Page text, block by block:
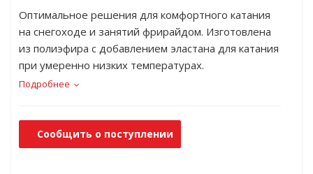
Оптимальное решения для комфортного катания
на снегоходе и занятий фрирайдом. Изготовлена
из полиэфира с добавлением эластана для катания
при умеренно низких температурах.
Подробнее
Сообщить о поступлении